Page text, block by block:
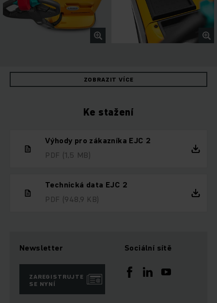
ZOBRAZIT VÍCE
Ke stažení
Výhody pro zákazníka EJC 2
PDF (1,5 MB)
Technická data EJC 2
PDF (948,9 KB)
Newsletter
ZAREGISTRUJTE
SE NYNÍ
Sociální sítě